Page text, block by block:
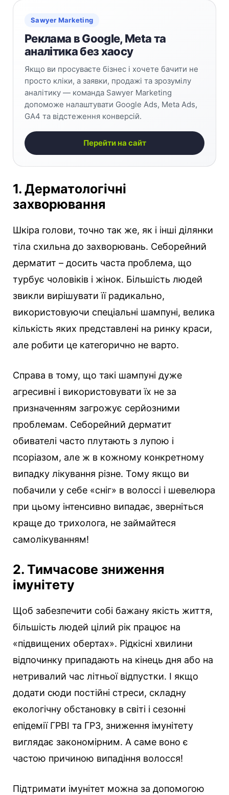
Sawyer Marketing
Реклама в Google, Meta та
аналітика без хаосу
Якщо ви просуваєте бізнес і хочете бачити не
просто кліки, а заявки, продажі та зрозумілу
аналітику — команда Sawyer Marketing
допоможе налаштувати Google Ads, Meta Ads,
GA4 та відстеження конверсій.
Перейти на сайт
1. Дерматологічні
захворювання
Шкіра голови, точно так же, як і інші ділянки
тіла схильна до захворювань. Себорейний
дерматит – досить часта проблема, що
турбує чоловіків і жінок. Більшість людей
звикли вирішувати її радикально,
використовуючи спеціальні шампуні, велика
кількість яких представлені на ринку краси,
але робити це категорично не варто.
Справа в тому, що такі шампуні дуже
агресивні і використовувати їх не за
призначенням загрожує серйозними
проблемам. Себорейний дерматит
обивателі часто плутають з лупою і
псоріазом, але ж в кожному конкретному
випадку лікування різне. Тому якщо ви
побачили у себе «сніг» в волоссі і шевелюра
при цьому інтенсивно випадає, зверніться
краще до трихолога, не займайтеся
самолікуванням!
2. Тимчасове зниження
імунітету
Щоб забезпечити собі бажану якість життя,
більшість людей цілий рік працює на
«підвищених обертах». Рідкісні хвилини
відпочинку припадають на кінець дня або на
нетривалий час літньої відпустки. І якщо
додати сюди постійні стреси, складну
екологічну обстановку в світі і сезонні
епідемії ГРВІ та ГРЗ, зниження імунітету
виглядає закономірним. А саме воно є
частою причиною випадіння волосся!
Підтримати імунітет можна за допомогою